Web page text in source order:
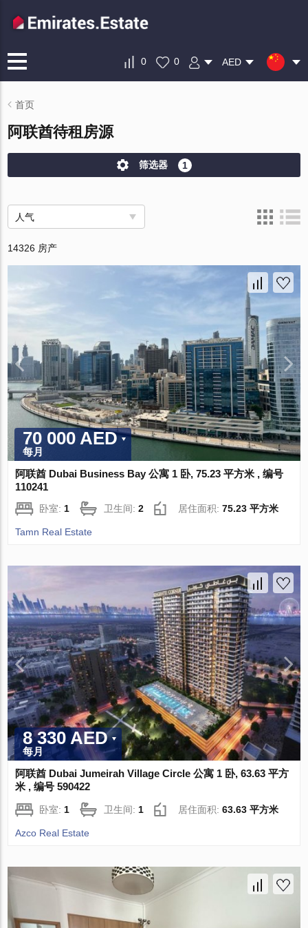
0 0 AED
首页
阿联酋待租房源
筛选器 1
人气
14326 房产
70 000 AED
每月
阿联酋 Dubai Business Bay 公寓 1 卧, 75.23 平方米 , 编号
110241
卧室: 1 卫生间:2 居住面积:75.23 平方米
Tamn Real Estate
8 330 AED
每月
阿联酋 Dubai Jumeirah Village Circle 公寓 1 卧, 63.63 平方
米 , 编号 590422
卧室:1 卫生间:1 居住面积:63.63 平方米
Azco Real Estate